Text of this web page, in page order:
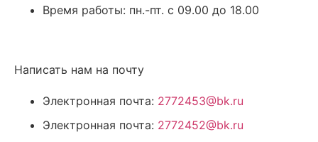
Время работы: пн.-пт. с 09.00 до 18.00
Написать нам на почту
Электронная почта: 2772453@bk.ru
Электронная почта: 2772452@bk.ru